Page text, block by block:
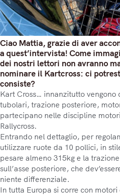
Ciao Mattia, grazie di aver
a quest’intervista! Come
dei nostri lettori non avranno
nominare il Kartcross: ci
consiste?
Kart Cross… innanzitutto
tubolari, trazione posteriore,
partecipano nelle discipline
Rallycross.
Entrando nel dettaglio, per
utilizzare ruote da 10 pollici, in
pesare almeno 315kg e la
sull’asse posteriore, che
niente differenziale.
In tutta Europa si corre con